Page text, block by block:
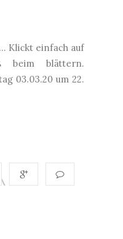
Klickt einfach auf
beim blättern.
03.03.20 um 22.